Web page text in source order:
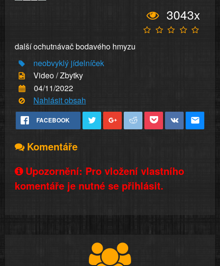
3043x
další ochutnávač bodavého hmyzu
neobvyklý jídelníček
Video / Zbytky
04/11/2022
Nahlásit obsah
FACEBOOK
Komentáře
Upozornění: Pro vložení vlastního
komentáře je nutné se přihlásit.